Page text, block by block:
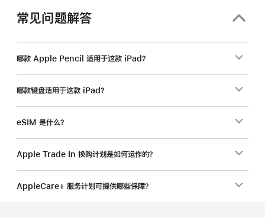
常见问题解答
哪款 Apple Pencil 适用于这款 iPad？
哪款键盘适用于这款 iPad？
eSIM 是什么？
Apple Trade In 换购计划是如何运作的？
AppleCare+ 服务计划可提供哪些保障？